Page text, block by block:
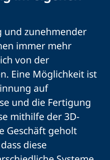
und zunehmender
immer mehr
von der
Eine Möglichkeit ist
auf
und die Fertigung
mithilfe der 3D-
Geschäft geholt
diese